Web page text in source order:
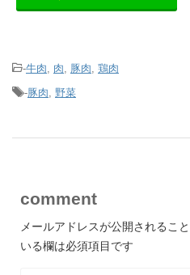
-牛肉, 肉, 豚肉, 鶏肉
-豚肉, 野菜
comment
メールアドレスが公開されること
いる欄は必須項目です